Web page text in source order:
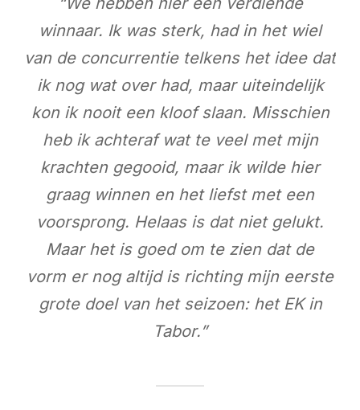
winnaar. Ik was sterk, had in het wiel
van de concurrentie telkens het idee dat
ik nog wat over had, maar uiteindelijk
kon ik nooit een kloof slaan. Misschien
heb ik achteraf wat te veel met mijn
krachten gegooid, maar ik wilde hier
graag winnen en het liefst met een
voorsprong. Helaas is dat niet gelukt.
Maar het is goed om te zien dat de
vorm er nog altijd is richting mijn eerste
grote doel van het seizoen: het EK in
Tabor.”